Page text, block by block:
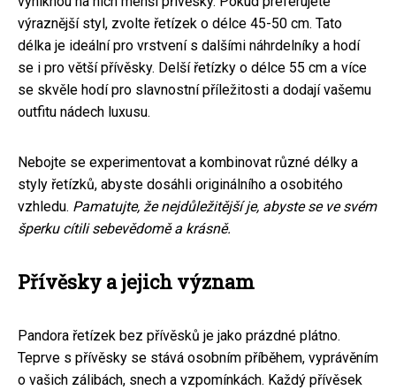
výraznější styl, zvolte řetízek o délce 45-50 cm. Tato
délka je ideální pro vrstvení s dalšími náhrdelníky a hodí
se i pro větší přívěsky. Delší řetízky o délce 55 cm a více
se skvěle hodí pro slavnostní příležitosti a dodají vašemu
outfitu nádech luxusu.
Nebojte se experimentovat a kombinovat různé délky a
styly řetízků, abyste dosáhli originálního a osobitého
vzhledu. Pamatujte, že nejdůležitější je, abyste se ve svém
šperku cítili sebevědomě a krásně.
Přívěsky a jejich význam
Pandora řetízek bez přívěsků je jako prázdné plátno.
Teprve s přívěsky se stává osobním příběhem, vyprávěním
o vašich zálibách, snech a vzpomínkách. Každý přívěsek